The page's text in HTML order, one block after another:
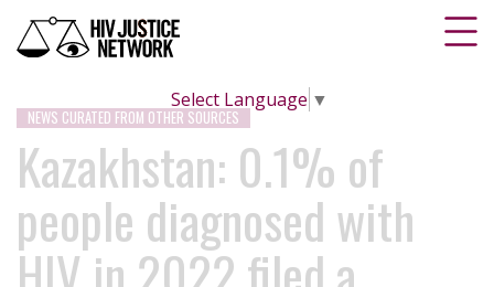
Select Language ▼
NEWS CURATED FROM OTHER SOURCES
Kazakhstan: 0.1% of
people diagnosed with